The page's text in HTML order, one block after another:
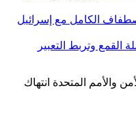
الكامل مع إسرائيل
القمع وتربط التعبير
والأمم المتحدة انتهاك